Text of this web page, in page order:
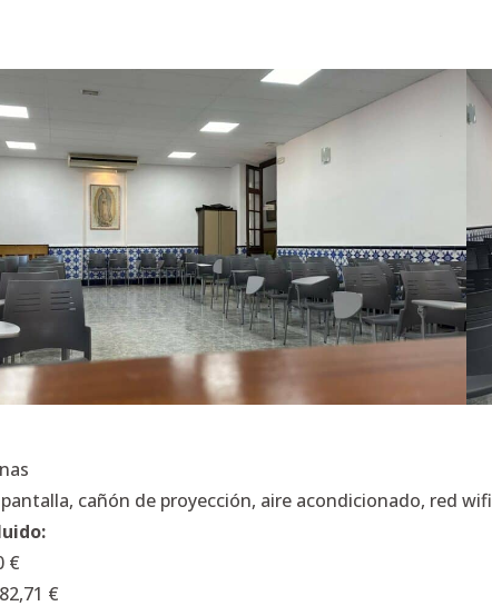
pantalla, cañón de proyección, aire acondicionado, red wifi
€
€